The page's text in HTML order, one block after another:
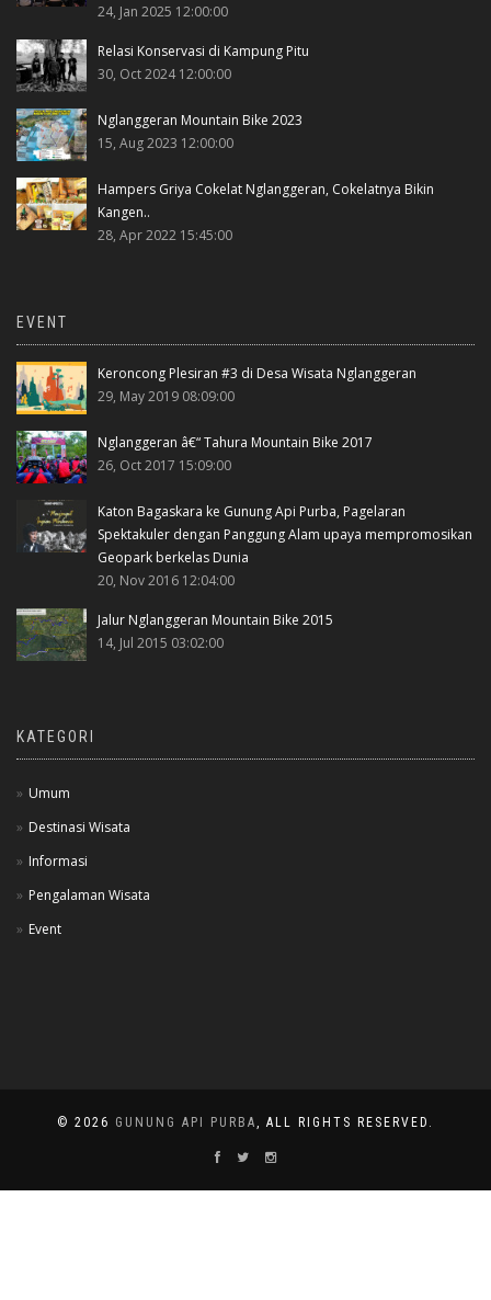
24, Jan 2025 12:00:00
Relasi Konservasi di Kampung Pitu
30, Oct 2024 12:00:00
Nglanggeran Mountain Bike 2023
15, Aug 2023 12:00:00
Hampers Griya Cokelat Nglanggeran, Cokelatnya Bikin
Kangen..
28, Apr 2022 15:45:00
EVENT
Keroncong Plesiran #3 di Desa Wisata Nglanggeran
29, May 2019 08:09:00
Nglanggeran â€“ Tahura Mountain Bike 2017
26, Oct 2017 15:09:00
Katon Bagaskara ke Gunung Api Purba, Pagelaran
Spektakuler dengan Panggung Alam upaya mempromosikan
Geopark berkelas Dunia
20, Nov 2016 12:04:00
Jalur Nglanggeran Mountain Bike 2015
14, Jul 2015 03:02:00
KATEGORI
Umum
Destinasi Wisata
Informasi
Pengalaman Wisata
Event
© 2026 GUNUNG API PURBA , ALL RIGHTS RESERVED.